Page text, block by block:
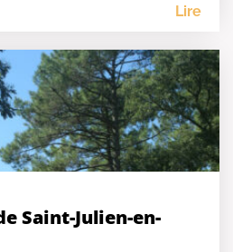
Lire
Saint-Julien-en-